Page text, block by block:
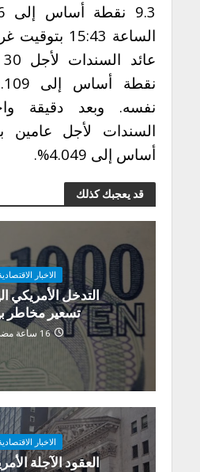
الساعة 15:43
نفسه. وبعد دقيقة
أساس إلى 4.049%.
قد يعجبك كذلك
الاخبار
التدخل الأمريكي
تسعير مخاطر
16 ساعة مضى
الاخبار
العقود الآجلة